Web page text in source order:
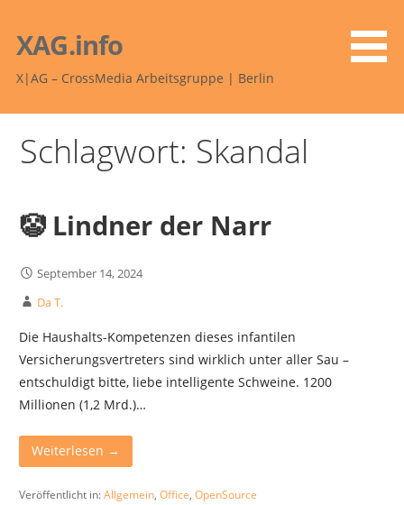
Inhalt
springen
XAG.info
X|AG – CrossMedia Arbeitsgruppe | Berlin
Schlagwort: Skandal
🤡 Lindner der Narr
September 14, 2024
Da T.
Die Haushalts-Kompetenzen dieses infantilen
Versicherungsvertreters sind wirklich unter aller Sau –
entschuldigt bitte, liebe intelligente Schweine. 1200
Millionen (1,2 Mrd.)…
Weiterlesen →
Veröffentlicht in:Allgemein, Office, OpenSource